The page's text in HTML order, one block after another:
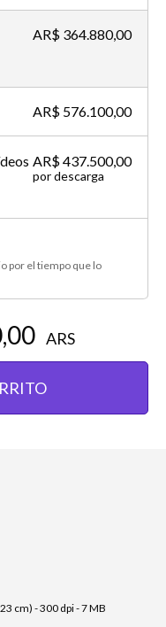
AR$ 364.880,00
AR$ 576.100,00
AR$ 437.500,00
por descarga
por el tiempo que lo
ARS
cm) - 300 dpi - 7 MB